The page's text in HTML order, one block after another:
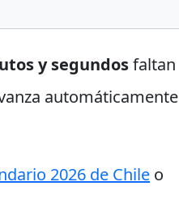
y segundosfaltan
automáticamente
2026 de Chile o